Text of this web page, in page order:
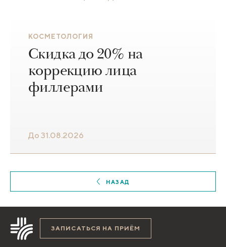
КОСМЕТОЛОГИЯ
Скидка до 20% на
коррекцию лица
филлерами
До 31.08.2026
НАЗАД
ЗАПИСАТЬСЯ НА ПРИЁМ